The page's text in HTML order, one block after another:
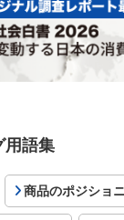
用語集
商品のポジショ